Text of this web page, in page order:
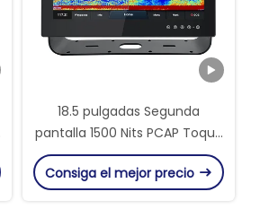
18.5 pulgadas Segunda
pantalla 1500 Nits PCAP Toque
Monitor Marino Con Cubierta
Protector de la pantalla Para
Consiga el mejor precio